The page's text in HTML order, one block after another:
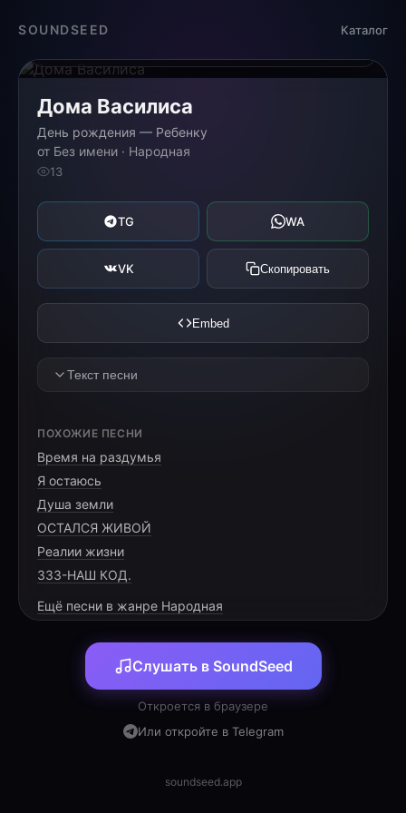
SOUNDSEED Каталог
Дома Василиса
День рождения — Ребенку
от Без имени · Народная
13
TG WA
VK Скопировать
Embed
Текст песни
Распахнулись двери, свет вошёл в ваш дом,
Василису встретил старый клён крылом.
Из палат прохладных в тёплый свой уют,
[CHORUS]
Пусть растёт малышка, словно вешний цвет,
Дарит в окна радость и любви рассвет.
Счастье в колыбели, мир и тишина,
Жизнь теперь надеждой до краёв полна.
Дарит в окна радость и любви рассвет.
ПОХОЖИЕ ПЕСНИ
Время на раздумья
Я остаюсь
Душа земли
ОСТАЛСЯ ЖИВОЙ
Реалии жизни
333-НАШ КОД.
Ещё песни в жанре Народная
Слушать в SoundSeed
Откроется в браузере
Или откройте в Telegram
soundseed.app